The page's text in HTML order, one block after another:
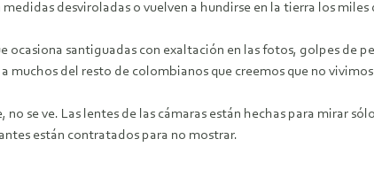
desviroladas o vuelven a hundirse en la tierra los
ocasiona santiguadas con exaltación en las fotos, golpes
muchos del resto de colombianos que creemos que no
se ve. Las lentes de las cámaras están hechas para mirar
están contratados para no mostrar.